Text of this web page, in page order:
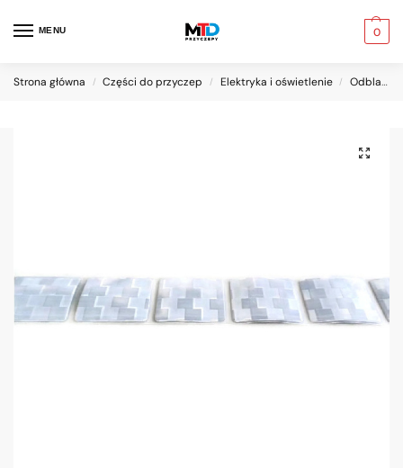
MENU 0
Strona główna / Części do przyczep / Elektryka i oświetlenie / Odblaski i taśmy odblaskowe